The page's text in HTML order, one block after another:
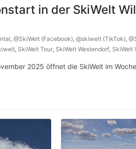
in der SkiWelt
, @SkiWelt (Facebook), @skiwelt (TikTok),
, SkiWelt Tour, SkiWelt Westendorf, SkiWelt
2025 öffnet die SkiWelt im